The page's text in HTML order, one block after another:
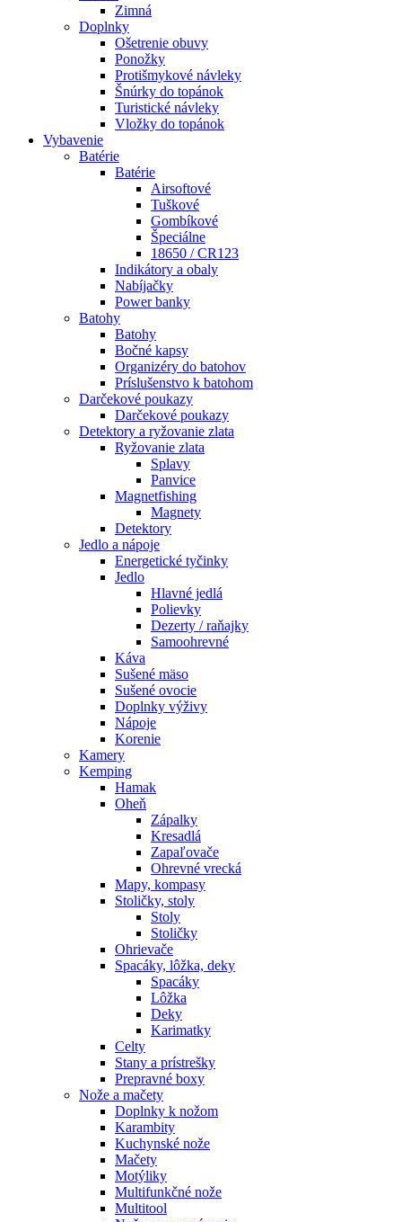
Zimná
Doplnky
Ošetrenie obuvy
Ponožky
Protišmykové návleky
Šnúrky do topánok
Turistické návleky
Vložky do topánok
Vybavenie
Batérie
Batérie
Airsoftové
Tuškové
Gombíkové
Špeciálne
18650 / CR123
Indikátory a obaly
Nabíjačky
Power banky
Batohy
Batohy
Bočné kapsy
Organizéry do batohov
Príslušenstvo k batohom
Darčekové poukazy
Darčekové poukazy
Detektory a ryžovanie zlata
Ryžovanie zlata
Splavy
Panvice
Magnetfishing
Magnety
Detektory
Jedlo a nápoje
Energetické tyčinky
Jedlo
Hlavné jedlá
Polievky
Dezerty / raňajky
Samoohrevné
Káva
Sušené mäso
Sušené ovocie
Doplnky výživy
Nápoje
Korenie
Kamery
Kemping
Hamak
Oheň
Zápalky
Kresadlá
Zapaľovače
Ohrevné vrecká
Mapy, kompasy
Stoličky, stoly
Stoly
Stoličky
Ohrievače
Spacáky, lôžka, deky
Spacáky
Lôžka
Deky
Karimatky
Celty
Stany a prístrešky
Prepravné boxy
Nože a mačety
Doplnky k nožom
Karambity
Kuchynské nože
Mačety
Motýliky
Multifunkčné nože
Multitool